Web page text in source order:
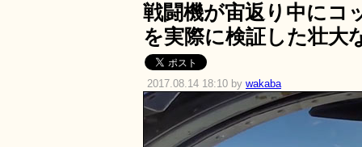
戦闘機が宙返り中にコ
を実際に検証した壮大
2017.08.14 18:10 by wakaba